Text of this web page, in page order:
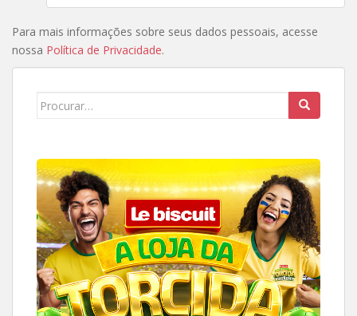
Para mais informações sobre seus dados pessoais, acesse
nossa Política de Privacidade.
Search